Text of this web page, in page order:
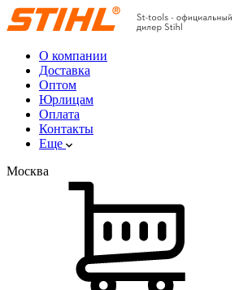
О компании
Доставка
Оптом
Юрлицам
Оплата
Контакты
Еще
Москва